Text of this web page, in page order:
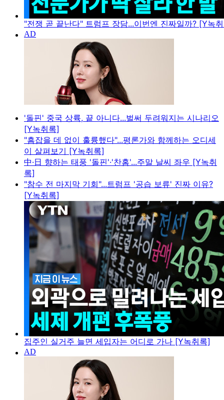
"전쟁 곧 끝난다" 트럼프 장담...이번엔 진짜일까? [Y녹
'돌핀' 중국 상륙, 끝 아니다...벌써 두려워지는 시나리오
[Y녹취록]
"흠잡을 데 없이 훌륭했다"...평론가와 함께하는 오디세
이 살펴보기 [Y녹취록]
中·日 향하는 태풍 '돌핀'·'찬홈'...주말 날씨 좌우 [Y녹취
록]
"참수 전 마지막 기회"...트럼프 '공습 보류' 진짜 이유?
[Y녹취록]
집주인 실거주 늘면 세입자는 어디로 가나 [Y녹취록]